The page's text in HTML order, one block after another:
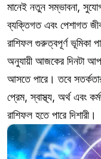
মানেই নতুন সম্ভাবনা,
ব্যক্তিগত এবং পেশাগত
রাশিফল গুরুত্বপূর্ণ ভূমিকা
অনুযায়ী আজকের দিনটা
আসতে পারে। তবে
প্রেম, স্বাস্থ্য, অর্থ এবং
রাশিফল হতে পারে দিশারী।